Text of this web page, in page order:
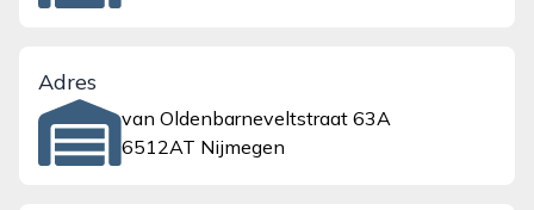
Adres
van Oldenbarneveltstraat 63A
6512AT Nijmegen